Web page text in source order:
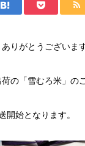
りがとうございます
の「雪むろ米」の
開始となります。